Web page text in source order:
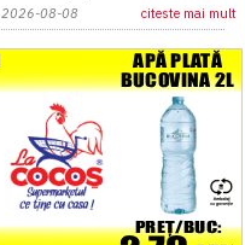
2026-08-08 citeste mai mult